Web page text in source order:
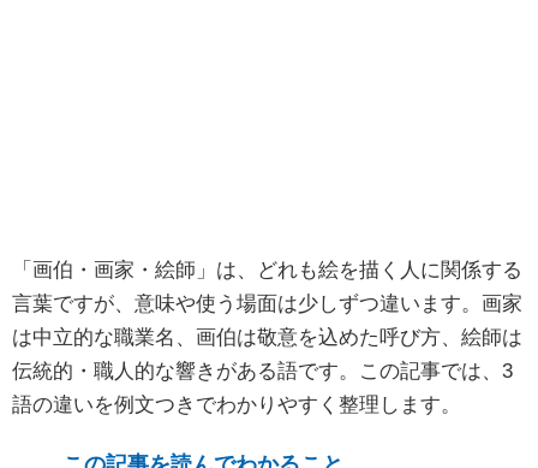
「画伯・画家・絵師」は、どれも絵を描く人に関係する
言葉ですが、意味や使う場面は少しずつ違います。画家
は中立的な職業名、画伯は敬意を込めた呼び方、絵師は
伝統的・職人的な響きがある語です。この記事では、3
語の違いを例文つきでわかりやすく整理します。